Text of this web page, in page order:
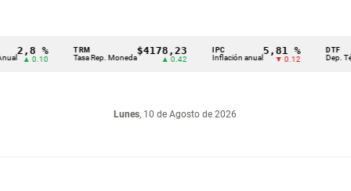
2,8 %
▲ 0.10 Tasa Rep. Moneda
$4178,23
▲ 0.42 Inflación anual
5,81 %
▼ 0.12 Dep.
Lunes, 10 de Agosto de 2026